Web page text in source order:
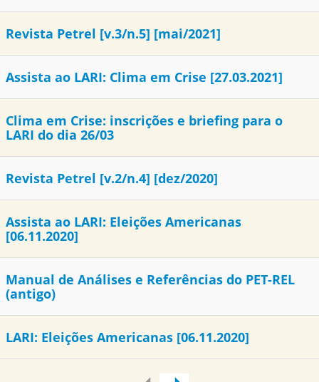
Revista Petrel [v.3/n.5] [mai/2021]
Assista ao LARI: Clima em Crise [27.03.2021]
Clima em Crise: inscrições e briefing para o
LARI do dia 26/03
Revista Petrel [v.2/n.4] [dez/2020]
Assista ao LARI: Eleições Americanas
[06.11.2020]
Manual de Análises e Referências do PET-REL
(antigo)
LARI: Eleições Americanas [06.11.2020]